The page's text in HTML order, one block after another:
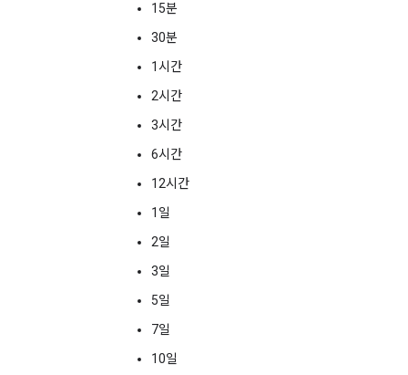
15분
30분
1시간
2시간
3시간
6시간
12시간
1일
2일
3일
5일
7일
10일